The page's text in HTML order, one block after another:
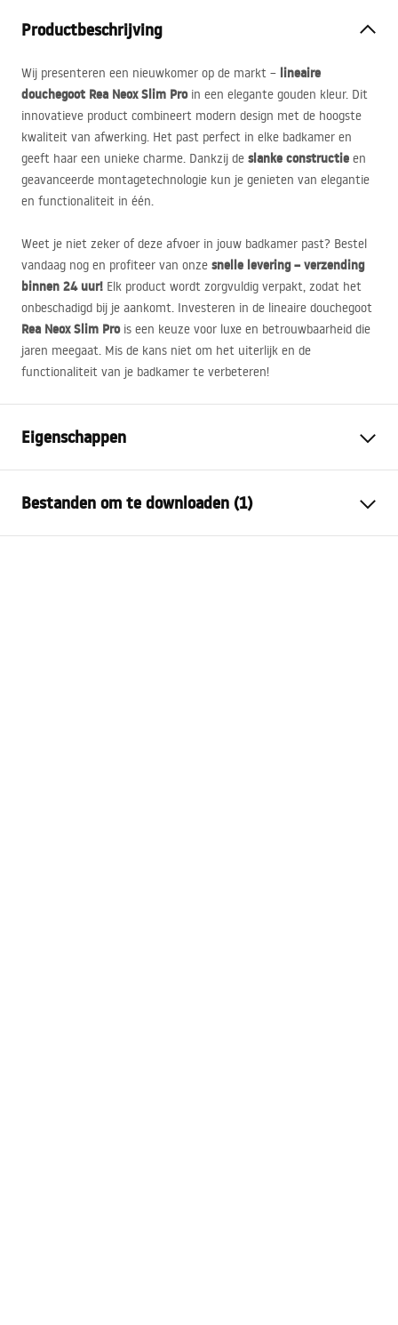
Productbeschrijving
Wij presenteren een nieuwkomer op de markt – lineaire
douchegoot Rea Neox Slim Proin een elegante gouden kleur. Dit
innovatieve product combineert modern design met de hoogste
kwaliteit van afwerking. Het past perfect in elke badkamer en
geeft haar een unieke charme. Dankzij de slanke constructie en
geavanceerde montagetechnologie kun je genieten van elegantie
en functionaliteit in één.
Weet je niet zeker of deze afvoer in jouw badkamer past? Bestel
vandaag nog en profiteer van onze snelle levering – verzending
binnen 24 uur! Elk product wordt zorgvuldig verpakt, zodat het
onbeschadigd bij je aankomt. Investeren in de lineaire douchegoot
Rea Neox Slim Prois een keuze voor luxe en betrouwbaarheid die
jaren meegaat. Mis de kans niet om het uiterlijk en de
functionaliteit van je badkamer te verbeteren!
Eigenschappen
Sifontype:
360° draaibaar
Lengte van de afvoer (cm)
70
Bestanden om te downloaden (1)